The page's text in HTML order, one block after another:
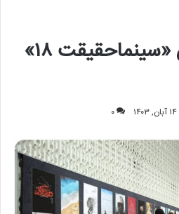
«چارسو» میزبان «سینماحقیقت ۱۸»
۰